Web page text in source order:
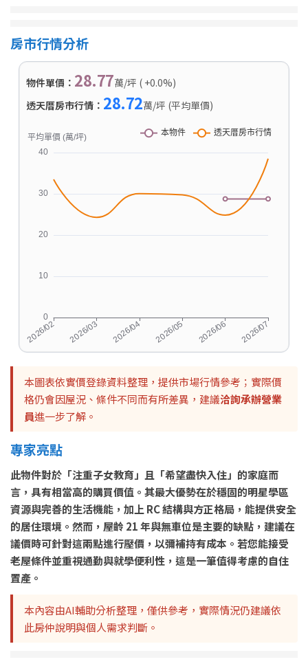
房市行情分析
物件單價： 28.77萬/坪 ( +0.0%)
透天厝房市行情： 28.72萬/坪 (平均單價)
本圖表依實價登錄資料整理，提供市場行情參考；實際價
格仍會因屋況、條件不同而有所差異，建議洽詢承辦營業
員進一步了解。
專家亮點
此物件對於「注重子女教育」且「希望盡快入住」的家庭而
言，具有相當高的購買價值。其最大優勢在於穩固的明星學區
資源與完善的生活機能，加上 RC 結構與方正格局，能提供安全
的居住環境。然而，屋齡 21 年與無車位是主要的缺點，建議在
議價時可針對這兩點進行壓價，以彌補持有成本。若您能接受
老屋條件並重視通勤與就學便利性，這是一筆值得考慮的自住
置產。
本內容由AI輔助分析整理，僅供參考，實際情況仍建議依
此房仲說明與個人需求判斷。